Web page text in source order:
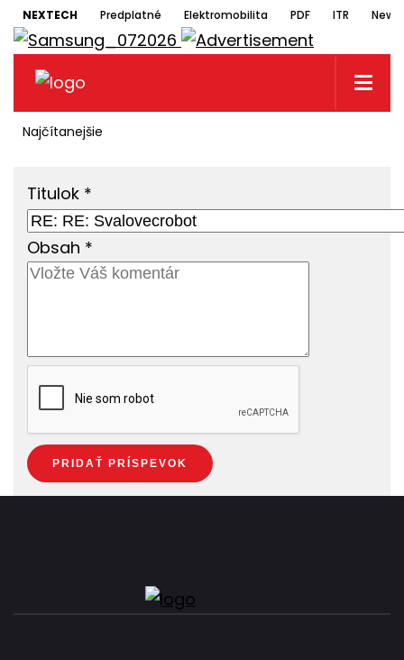
NEXTECH Predplatné Elektromobilita PDF ITR
Najčítanejšie
Titulok *
Obsah *